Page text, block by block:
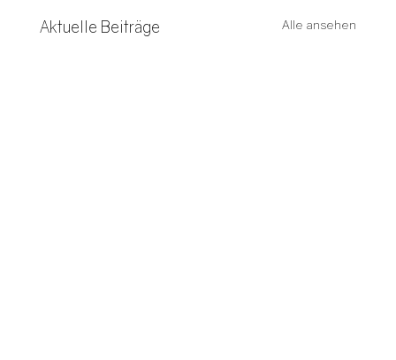
Aktuelle Beiträge Alle ansehen